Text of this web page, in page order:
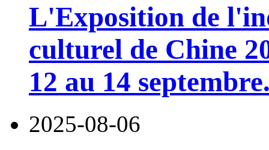
L'Exposition de
culturel de Chine
12 au 14
2025-08-06